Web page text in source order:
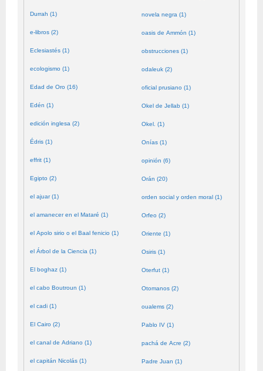
Durrah (1)
e-libros (2)
Eclesiastés (1)
ecologismo (1)
Edad de Oro (16)
Edén (1)
edición inglesa (2)
Édris (1)
effrit (1)
Egipto (2)
el ajuar (1)
el amanecer en el Mataré (1)
el Apolo sirio o el Baal fenicio (1)
el Árbol de la Ciencia (1)
El boghaz (1)
el cabo Boutroun (1)
el cadi (1)
El Cairo (2)
el canal de Adriano (1)
el capitán Nicolás (1)
novela negra (1)
oasis de Ammón (1)
obstrucciones (1)
odaleuk (2)
oficial prusiano (1)
Okel de Jellab (1)
Okel. (1)
Onías (1)
opinión (6)
Orán (20)
orden social y orden moral (1)
Orfeo (2)
Oriente (1)
Osiris (1)
Oterfut (1)
Otomanos (2)
oualems (2)
Pablo IV (1)
pachá de Acre (2)
Padre Juan (1)